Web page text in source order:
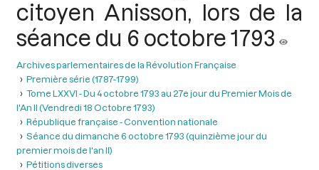
citoyen Anisson, lors de la
séance du 6 octobre 1793
Archives parlementaires de la Révolution Française
Première série (1787-1799)
Tome LXXVI - Du 4 octobre 1793 au 27e jour du Premier Mois de
l'An II (Vendredi 18 Octobre 1793)
République française - Convention nationale
Séance du dimanche 6 octobre 1793 (quinzième jour du
premier mois de l'an II)
Pétitions diverses